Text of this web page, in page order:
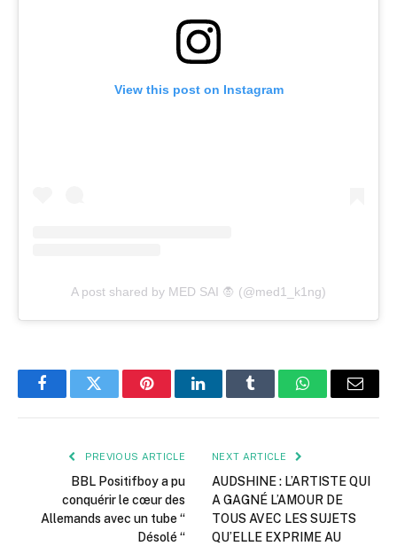
View this post on Instagram
A post shared by MED SAI 🧛 (@med1_k1ng)
FacebookTwitter PinterestLinkedInTumblr WhatsAppEmail
PREVIOUS ARTICLE
BBL Positifboy a pu
conquérir le cœur des
Allemands avec un tube “
Désolé “
NEXT ARTICLE
AUDSHINE : L’ARTISTE QUI
A GAGNÉ L’AMOUR DE
TOUS AVEC LES SUJETS
QU’ELLE EXPRIME AU